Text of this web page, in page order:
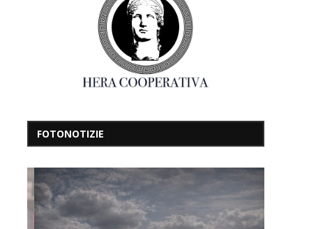
FOTONOTIZIE